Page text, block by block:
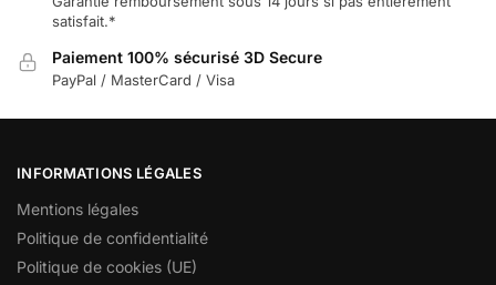
satisfait.*
Paiement 100% sécurisé 3D Secure
PayPal / MasterCard / Visa
INFORMATIONS LÉGALES
Mentions légales
Politique de confidentialité
Politique de cookies (UE)